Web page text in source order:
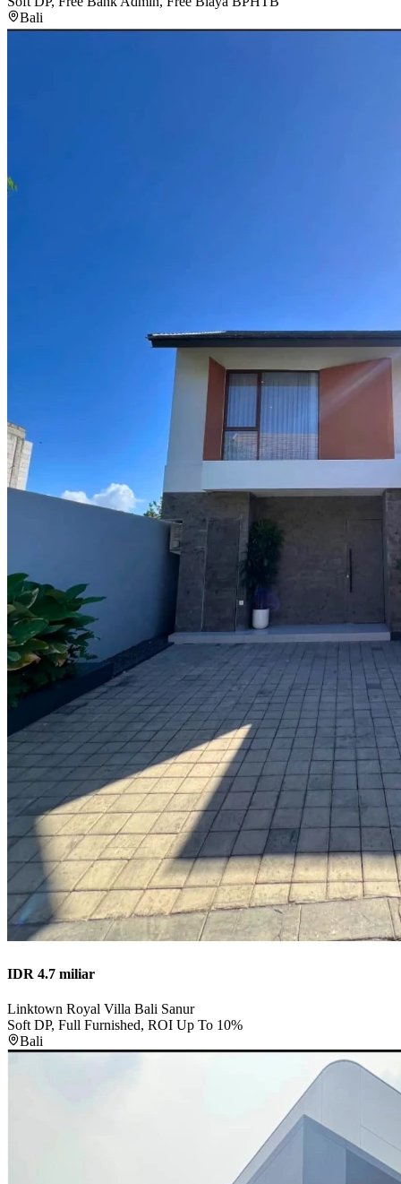
Bali
IDR 4.7 miliar
Linktown Royal Villa Bali Sanur
Soft DP, Full Furnished, ROI Up To 10%
Bali